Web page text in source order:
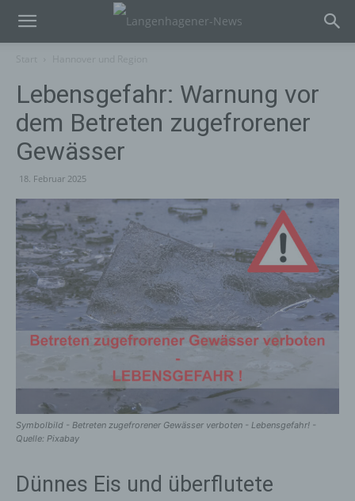
Lebensgefahr: Warnung vor
dem Betreten zugefrorener
Gewässer
18. Februar 2025
Symbolbild - Betreten zugefrorener Gewässer verboten - Lebensgefahr! -
Quelle: Pixabay
Dünnes Eis und überflutete